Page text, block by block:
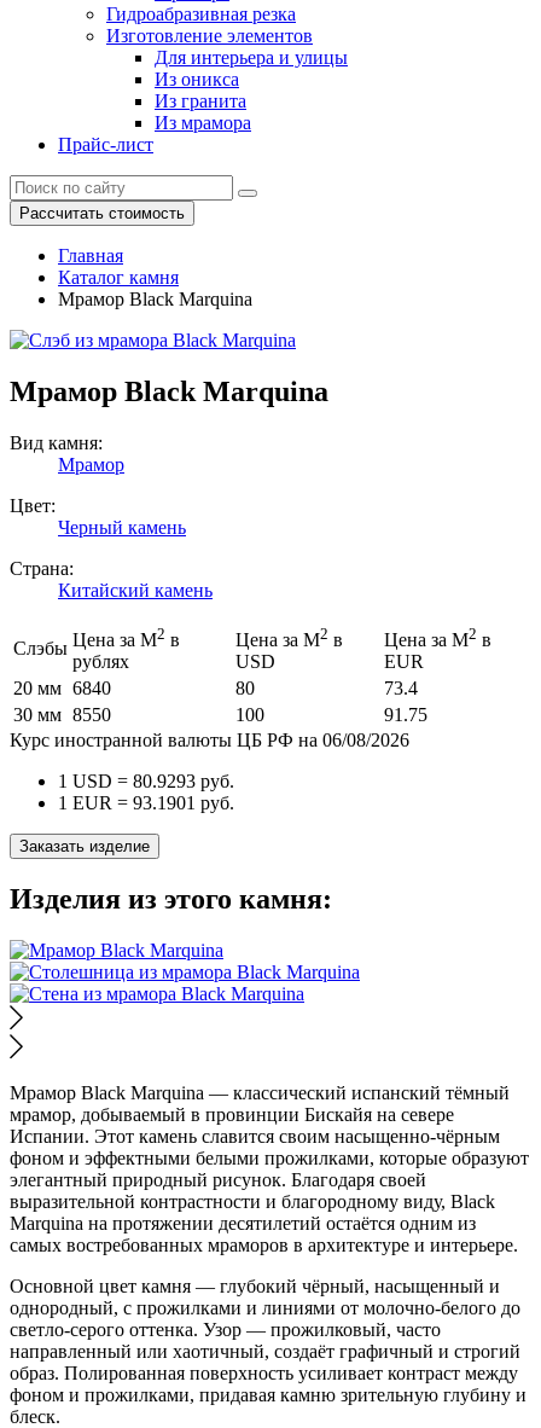
Гидроабразивная резка
Изготовление элементов
Для интерьера и улицы
Из оникса
Из гранита
Из мрамора
Прайс-лист
Рассчитать стоимость
Главная
Каталог камня
Мрамор Black Marquina
Мрамор Black Marquina
Вид камня:
Мрамор
Цвет:
Черный камень
Страна:
Китайский камень
Слэбы Цена за М2 в
рублях
Цена за М2 в
USD
Цена за М2 в
EUR
20 мм 6840 80
73.4
30 мм 8550 100
91.75
Курс иностранной валюты ЦБ РФ на 06/08/2026
1 USD = 80.9293 руб.
1 EUR = 93.1901 руб.
Заказать изделие
Изделия из этого камня:
Мрамор Black Marquina — классический испанский тёмный
мрамор, добываемый в провинции Бискайя на севере
Испании. Этот камень славится своим насыщенно-чёрным
фоном и эффектными белыми прожилками, которые образуют
элегантный природный рисунок. Благодаря своей
выразительной контрастности и благородному виду, Black
Marquina на протяжении десятилетий остаётся одним из
самых востребованных мраморов в архитектуре и интерьере.
Основной цвет камня — глубокий чёрный, насыщенный и
однородный, с прожилками и линиями от молочно-белого до
светло-серого оттенка. Узор — прожилковый, часто
направленный или хаотичный, создаёт графичный и строгий
образ. Полированная поверхность усиливает контраст между
фоном и прожилками, придавая камню зрительную глубину и
блеск.